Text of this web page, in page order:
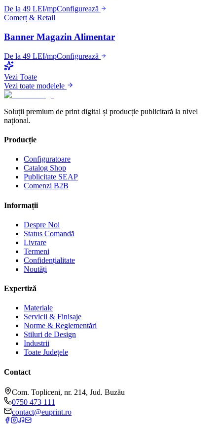
De la 49 LEI/mpConfigurează
Comerț & Retail
Banner Magazin Alimentar
De la 49 LEI/mpConfigurează
Vezi Toate
Vezi toate modelele
Soluții premium de print digital și producție publicitară la nivel
național.
Producție
Configuratoare
Catalog Shop
Publicitate SEAP
Comenzi B2B
Informații
Despre Noi
Status Comandă
Livrare
Termeni
Confidențialitate
Noutăți
Expertiză
Materiale
Servicii & Finisaje
Norme & Reglementări
Stiluri de Design
Industrii
Toate Județele
Contact
Com. Topliceni, nr. 214, Jud. Buzău
0750 473 111
contact@euprint.ro